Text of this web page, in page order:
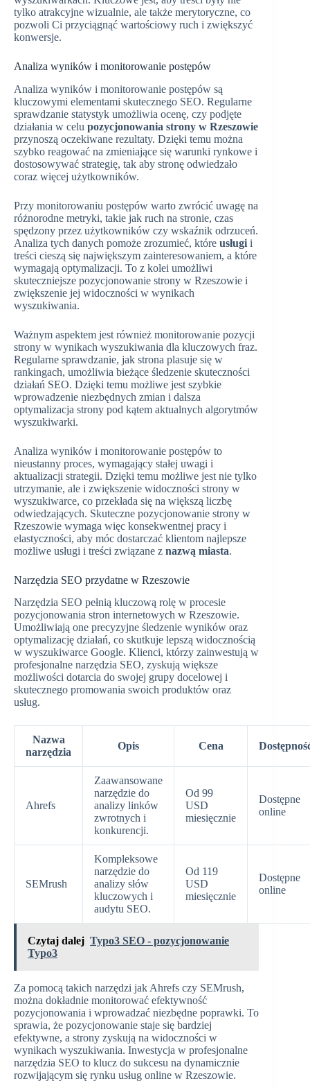
tylko atrakcyjne wizualnie, ale także merytoryczne, co
pozwoli Ci przyciągnąć wartościowy ruch i zwiększyć
konwersje.
Analiza wyników i monitorowanie postępów
Analiza wyników i monitorowanie postępów są
kluczowymi elementami skutecznego SEO. Regularne
sprawdzanie statystyk umożliwia ocenę, czy podjęte
działania w celu pozycjonowania strony w Rzeszowie
przynoszą oczekiwane rezultaty. Dzięki temu można
szybko reagować na zmieniające się warunki rynkowe i
dostosowywać strategię, tak aby stronę odwiedzało
coraz więcej użytkowników.
Przy monitorowaniu postępów warto zwrócić uwagę na
różnorodne metryki, takie jak ruch na stronie, czas
spędzony przez użytkowników czy wskaźnik odrzuceń.
Analiza tych danych pomoże zrozumieć, które usługi i
treści cieszą się największym zainteresowaniem, a które
wymagają optymalizacji. To z kolei umożliwi
skuteczniejsze pozycjonowanie strony w Rzeszowie i
zwiększenie jej widoczności w wynikach
wyszukiwania.
Ważnym aspektem jest również monitorowanie pozycji
strony w wynikach wyszukiwania dla kluczowych fraz.
Regularne sprawdzanie, jak strona plasuje się w
rankingach, umożliwia bieżące śledzenie skuteczności
działań SEO. Dzięki temu możliwe jest szybkie
wprowadzenie niezbędnych zmian i dalsza
optymalizacja strony pod kątem aktualnych algorytmów
wyszukiwarki.
Analiza wyników i monitorowanie postępów to
nieustanny proces, wymagający stałej uwagi i
aktualizacji strategii. Dzięki temu możliwe jest nie tylko
utrzymanie, ale i zwiększenie widoczności strony w
wyszukiwarce, co przekłada się na większą liczbę
odwiedzających. Skuteczne pozycjonowanie strony w
Rzeszowie wymaga więc konsekwentnej pracy i
elastyczności, aby móc dostarczać klientom najlepsze
możliwe usługi i treści związane z nazwą miasta.
Narzędzia SEO przydatne w Rzeszowie
Narzędzia SEO pełnią kluczową rolę w procesie
pozycjonowania stron internetowych w Rzeszowie.
Umożliwiają one precyzyjne śledzenie wyników oraz
optymalizację działań, co skutkuje lepszą widocznością
w wyszukiwarce Google. Klienci, którzy zainwestują w
profesjonalne narzędzia SEO, zyskują większe
możliwości dotarcia do swojej grupy docelowej i
skutecznego promowania swoich produktów oraz
usług.
Nazwa
narzędzia
Opis Cena
Ahrefs
Zaawansowane
narzędzie do
analizy linków
zwrotnych i
konkurencji.
Od 99
USD
miesięcznie
Dostępne
online
SEMrush
Kompleksowe
narzędzie do
analizy słów
kluczowych i
audytu SEO.
Od 119
USD
miesięcznie
Dostępne
online
Czytaj dalej Typo3 SEO - pozycjonowanie
Typo3
Za pomocą takich narzędzi jak Ahrefs czy SEMrush,
można dokładnie monitorować efektywność
pozycjonowania i wprowadzać niezbędne poprawki. To
sprawia, że pozycjonowanie staje się bardziej
efektywne, a strony zyskują na widoczności w
wynikach wyszukiwania. Inwestycja w profesjonalne
narzędzia SEO to klucz do sukcesu na dynamicznie
rozwijającym się rynku usług online w Rzeszowie.